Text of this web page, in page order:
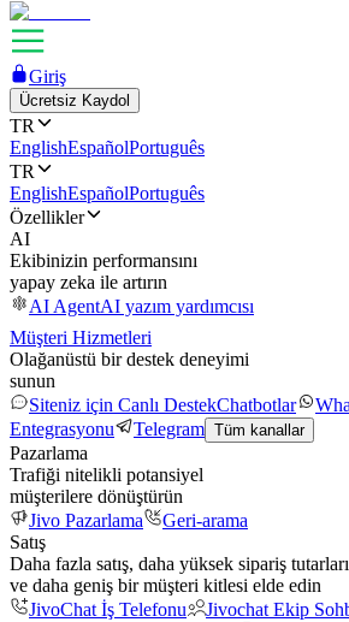
Giriş
Ücretsiz Kaydol
TR
EnglishEspañolPortuguês
TR
EnglishEspañolPortuguês
Özellikler
AI
Ekibinizin performansını
yapay zeka ile artırın
AI AgentAI yazım yardımcısı
Müşteri Hizmetleri
Olağanüstü bir destek deneyimi
sunun
Siteniz için Canlı DestekChatbotlar
Entegrasyonu
Telegram Tüm kanallar
Pazarlama
Trafiği nitelikli potansiyel
müşterilere dönüştürün
Jivo Pazarlama
Geri-arama
Satış
Daha fazla satış, daha yüksek sipariş tutarları
ve daha geniş bir müşteri kitlesi elde edin
JivoChat İş Telefonu
Jivochat Ekip